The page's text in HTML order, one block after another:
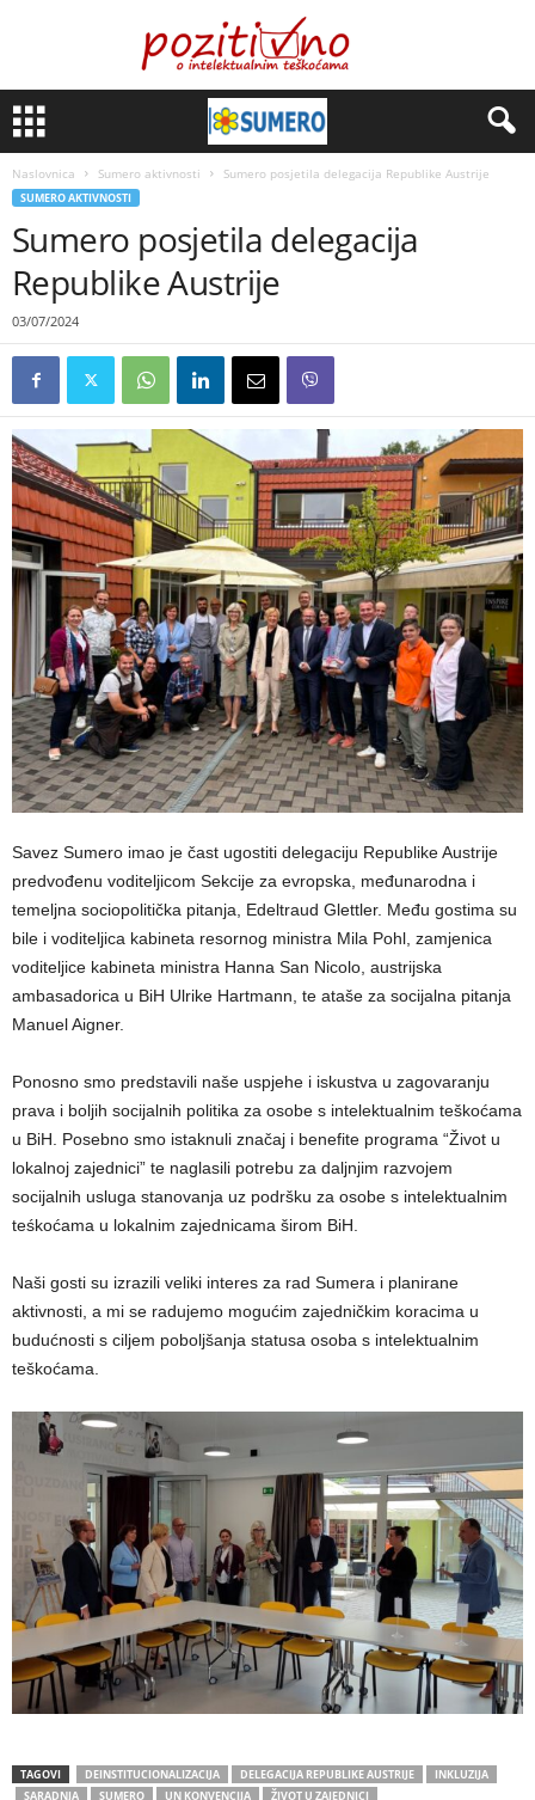
Naslovnica Sumero aktivnosti Sumero posjetila delegacija Republike Austrije
SUMERO AKTIVNOSTI
Sumero posjetila delegacija
Republike Austrije
03/07/2024
Savez Sumero imao je čast ugostiti delegaciju Republike Austrije
predvođenu voditeljicom Sekcije za evropska, međunarodna i
temeljna sociopolitička pitanja, Edeltraud Glettler. Među gostima su
bile i voditeljica kabineta resornog ministra Mila Pohl, zamjenica
voditeljice kabineta ministra Hanna San Nicolo, austrijska
ambasadorica u BiH Ulrike Hartmann, te ataše za socijalna pitanja
Manuel Aigner.
Ponosno smo predstavili naše uspjehe i iskustva u zagovaranju
prava i boljih socijalnih politika za osobe s intelektualnim teškoćama
u BiH. Posebno smo istaknuli značaj i benefite programa “Život u
lokalnoj zajednici” te naglasili potrebu za daljnjim razvojem
socijalnih usluga stanovanja uz podršku za osobe s intelektualnim
teśkoćama u lokalnim zajednicama širom BiH.
Naši gosti su izrazili veliki interes za rad Sumera i planirane
aktivnosti, a mi se radujemo mogućim zajedničkim koracima u
budućnosti s ciljem poboljšanja statusa osoba s intelektualnim
teškoćama.
TAGOVI DEINSTITUCIONALIZACIJA DELEGACIJA REPUBLIKE AUSTRIJE
INKLUZIJA
SARADNJA
SUMERO UN KONVENCIJA ŽIVOT U ZAJEDNICI